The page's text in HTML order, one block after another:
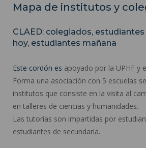
Mapa de institutos y
CLAED: colegiados,
hoy, estudiantes mañana
Este cordón es apoyado por la UPHF y
Forma una asociación con 5 escuelas
institutos que consiste en la visita al
en talleres de ciencias y humanidades.
Las tutorías son impartidas por
estudiantes de secundaria.